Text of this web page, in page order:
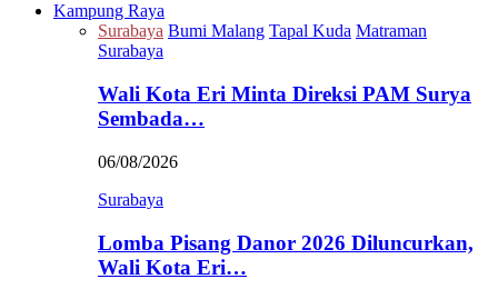
Kampung Raya
Surabaya Bumi Malang Tapal Kuda Matraman
Surabaya
Wali Kota Eri Minta Direksi PAM Surya
Sembada…
06/08/2026
Surabaya
Lomba Pisang Danor 2026 Diluncurkan,
Wali Kota Eri…